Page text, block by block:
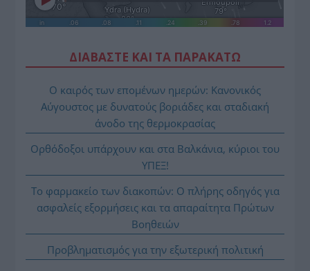
ΔΙΑΒΑΣΤΕ ΚΑΙ ΤΑ ΠΑΡΑΚΑΤΩ
Ο καιρός των επομένων ημερών: Κανονικός
Αύγουστος με δυνατούς βοριάδες και σταδιακή
άνοδο της θερμοκρασίας
Ορθόδοξοι υπάρχουν και στα Βαλκάνια, κύριοι του
ΥΠΕΞ!
Το φαρμακείο των διακοπών: Ο πλήρης οδηγός για
ασφαλείς εξορμήσεις και τα απαραίτητα Πρώτων
Βοηθειών
Προβληματισμός για την εξωτερική πολιτική